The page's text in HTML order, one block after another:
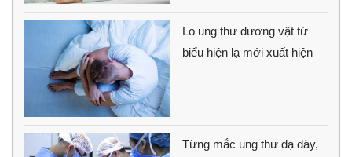
Lo ung thư dương vật từ
biểu hiện lạ mới xuất hiện
Từng mắc ung thư dạ dày,